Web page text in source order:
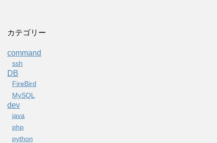
カテゴリー
command
ssh
DB
FireBird
MySQL
dev
java
php
python